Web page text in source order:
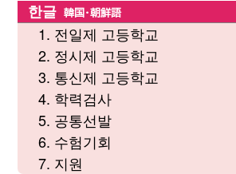
한글 韓国・朝鮮語
전일제 고등학교
정시제 고등학교
통신제 고등학교
학력검사
공통선발
수험기회
지원